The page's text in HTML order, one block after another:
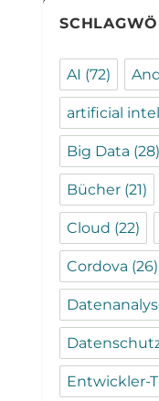
AI (72)
artificial
Big Data (28)
Bücher (21)
Cloud (22)
Cordova (26)
Entwickler-